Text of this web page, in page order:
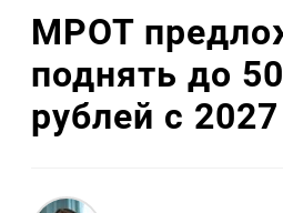
МРОТ
поднять до
рублей с